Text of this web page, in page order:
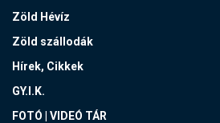
Zöld Hévíz
Zöld szállodák
Hírek, Cikkek
GY.I.K.
FOTÓ | VIDEÓ TÁR